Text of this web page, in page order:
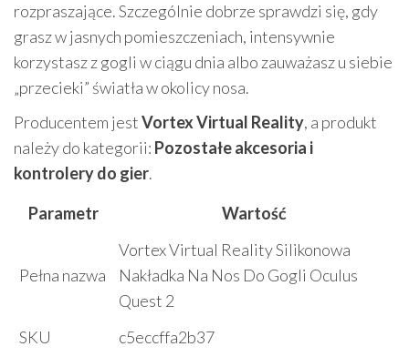
rozpraszające. Szczególnie dobrze sprawdzi się, gdy
grasz w jasnych pomieszczeniach, intensywnie
korzystasz z gogli w ciągu dnia albo zauważasz u siebie
„przecieki” światła w okolicy nosa.
Producentem jestVortex Virtual Reality, a produkt
należy do kategorii: Pozostałe akcesoria i
kontrolery do gier.
Parametr
Wartość
Pełna nazwa
Vortex Virtual Reality Silikonowa
Nakładka Na Nos Do Gogli Oculus
Quest 2
SKU
c5eccffa2b37